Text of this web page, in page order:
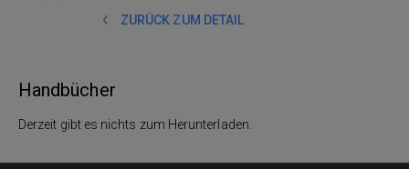
ZURÜCK ZUM DETAIL
Handbücher
Derzeit gibt es nichts zum Herunterladen.